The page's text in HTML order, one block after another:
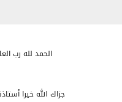
الحمد لله رب
جزاك الله خيرا